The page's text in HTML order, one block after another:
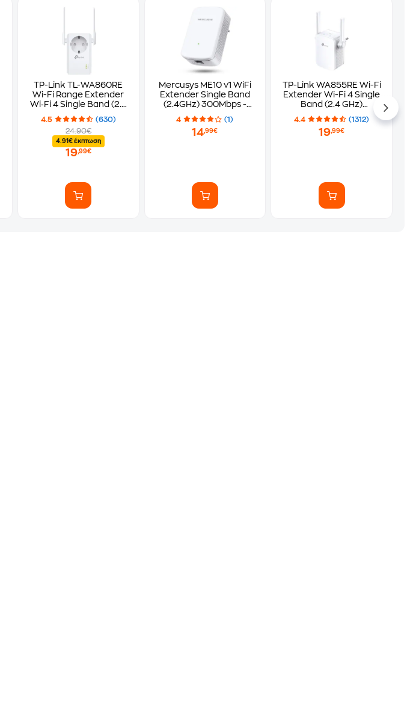
TP-Link TL-WA860RE
Wi-Fi Range Extender
Wi‑Fi 4 Single Band (2.4
GHz) 300 Mbps
4.5
(630)
24.90€
4.91€ έκπτωση
19,99€
Mercusys ME10 v1 WiFi
Extender Single Band
(2.4GHz) 300Mbps -
Λευκό
4 (1)
14,99€
TP-Link WA855RE Wi-Fi
Extender Wi-Fi 4 Single
Band (2.4 GHz)
300Mbps
4.4 (1312)
19,99€